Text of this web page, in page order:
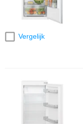
Vergelijk